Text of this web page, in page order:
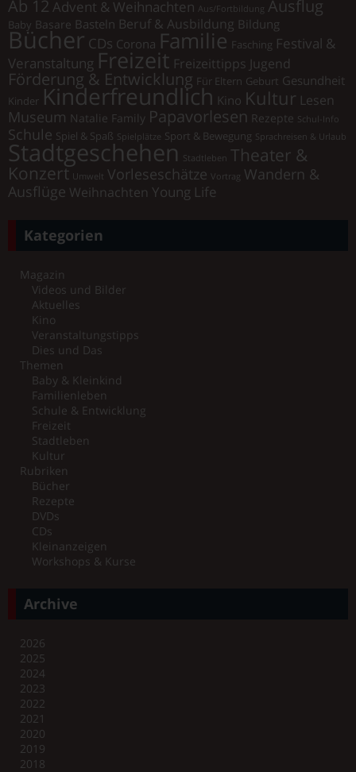
Ab 12 Advent & Weihnachten Aus/Fortbildung Ausflug
Baby Basare Basteln Beruf & Ausbildung Bildung
Bücher CDs Corona Familie Fasching Festival &
Veranstaltung Freizeit Freizeittipps Jugend
Förderung & Entwicklung Für Eltern Geburt Gesundheit
Kinder Kinderfreundlich Kino Kultur Lesen
Museum Natalie Family Papavorlesen Rezepte Schul-Info
Schule Spiel & Spaß Spielplätze Sport & Bewegung Sprachreisen & Urlaub
Stadtgeschehen Stadtleben Theater &
Konzert Umwelt Vorleseschätze Vortrag Wandern &
Ausflüge Weihnachten Young Life
Kategorien
Magazin
Videos und Bilder
Aktuelles
Kino
Veranstaltungstipps
Dies und Das
Themen
Baby & Kleinkind
Familienleben
Schule & Entwicklung
Freizeit
Stadtleben
Kultur
Rubriken
Bücher
Rezepte
DVDs
CDs
Kleinanzeigen
Workshops & Kurse
Archive
2026
2025
2024
2023
2022
2021
2020
2019
2018